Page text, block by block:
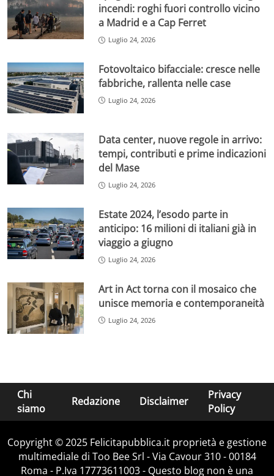
incendi: roghi fuori controllo vicino
a Madrid e a Cap Ferret
Luglio 24, 2026
Fotovoltaico bifacciale: cresce nelle
fabbriche, rallenta nelle case
Luglio 24, 2026
Data center, nuove regole in arrivo:
tempi, contributi e prime indicazioni
del Mase
Luglio 24, 2026
Estate 2024, l’esodo parte in
anticipo: 16 milioni di italiani già in
viaggio a giugno
Luglio 24, 2026
Art in Act torna con il mosaico che
unisce memoria e contemporaneità
Luglio 24, 2026
Chi
siamo
Redazione Disclaimer
Privacy
Policy
Copyright © 2025 Felicitapubblica.it proprietà e gestione
multimediale di Too Bee Srl - Via Cavour 310 - 00184
Roma - P.Iva 17773611003 - Questo blog non è una